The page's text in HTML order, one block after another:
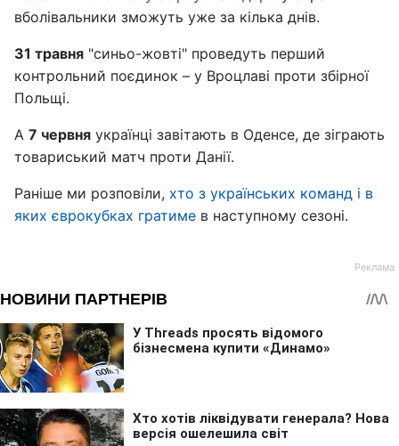
вболівальники зможуть уже за кілька днів.
31 травня "синьо-жовті" проведуть перший
контрольний поєдинок – у Вроцлаві проти збірної
Польщі.
А 7 червня українці завітають в Оденсе, де зіграють
товариський матч проти Данії.
Раніше ми розповіли, хто з українських команд і в
яких єврокубках гратиме в наступному сезоні.